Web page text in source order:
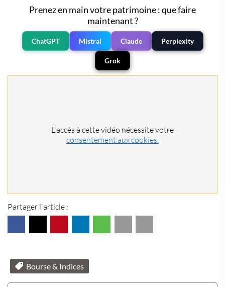
Prenez en main votre patrimoine : que faire
maintenant ?
ChatGPT Mistral Claude Perplexity
Grok
L'accès à cette vidéo nécessite votre
consentement aux cookies.
Partager l'article :
Bourse & Indices